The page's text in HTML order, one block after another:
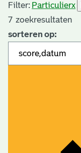
Filter: Particulierx
7 zoekresultaten
sorteren op: